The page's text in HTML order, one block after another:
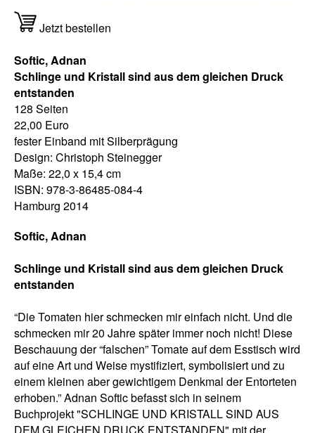
Softic, Adnan
Schlinge und Kristall sind aus dem gleichen Druck
entstanden
“Die Tomaten hier schmecken mir einfach nicht. Und die
schmecken mir 20 Jahre später immer noch nicht! Diese
Beschauung der “falschen” Tomate auf dem Esstisch wird
auf eine Art und Weise mystifiziert, symbolisiert und zu
einem kleinen aber gewichtigem Denkmal der Entorteten
erhoben.” Adnan Softic befasst sich in seinem
Buchprojekt "SCHLINGE UND KRISTALL SIND AUS
Jetzt bestellen
Softic, Adnan
Schlinge und Kristall sind aus dem gleichen Druck
entstanden
128 Seiten
22,00 Euro
fester Einband mit Silberprägung
Design: Christoph Steinegger
Maße: 22,0 x 15,4 cm
ISBN: 978-3-86485-084-4
Hamburg 2014